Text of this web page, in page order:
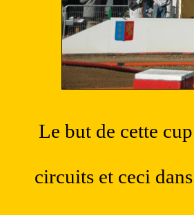
Le but de cette
circuits et ceci